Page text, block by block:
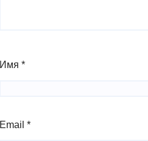
Имя *
Email *